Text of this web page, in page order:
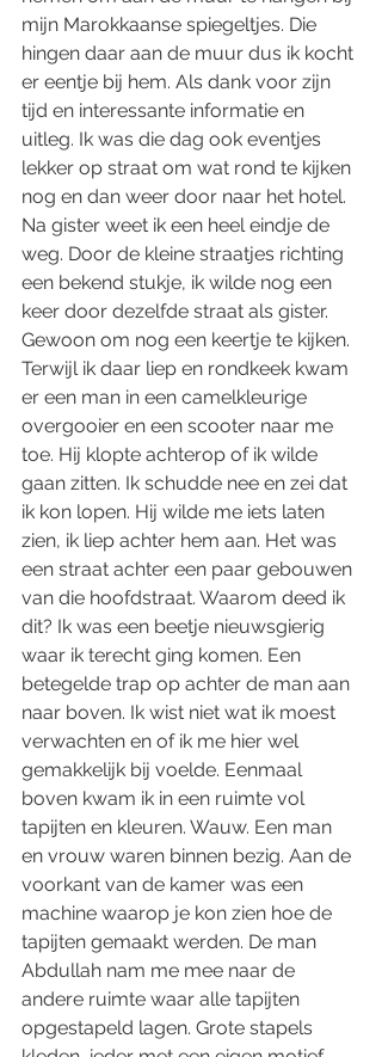
mijn Marokkaanse spiegeltjes. Die
hingen daar aan de muur dus ik kocht
er eentje bij hem. Als dank voor zijn
tijd en interessante informatie en
uitleg. Ik was die dag ook eventjes
lekker op straat om wat rond te kijken
nog en dan weer door naar het hotel.
Na gister weet ik een heel eindje de
weg. Door de kleine straatjes richting
een bekend stukje, ik wilde nog een
keer door dezelfde straat als gister.
Gewoon om nog een keertje te kijken.
Terwijl ik daar liep en rondkeek kwam
er een man in een camelkleurige
overgooier en een scooter naar me
toe. Hij klopte achterop of ik wilde
gaan zitten. Ik schudde nee en zei dat
ik kon lopen. Hij wilde me iets laten
zien, ik liep achter hem aan. Het was
een straat achter een paar gebouwen
van die hoofdstraat. Waarom deed ik
dit? Ik was een beetje nieuwsgierig
waar ik terecht ging komen. Een
betegelde trap op achter de man aan
naar boven. Ik wist niet wat ik moest
verwachten en of ik me hier wel
gemakkelijk bij voelde. Eenmaal
boven kwam ik in een ruimte vol
tapijten en kleuren. Wauw. Een man
en vrouw waren binnen bezig. Aan de
voorkant van de kamer was een
machine waarop je kon zien hoe de
tapijten gemaakt werden. De man
Abdullah nam me mee naar de
andere ruimte waar alle tapijten
opgestapeld lagen. Grote stapels